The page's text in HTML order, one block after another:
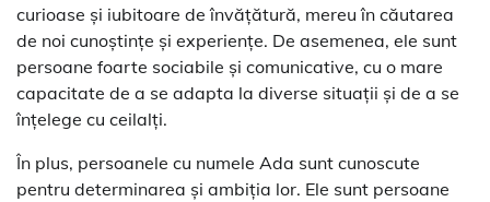
curioase și iubitoare de învățătură, mereu în căutarea
de noi cunoștințe și experiențe. De asemenea, ele sunt
persoane foarte sociabile și comunicative, cu o mare
capacitate de a se adapta la diverse situații și de a se
înțelege cu ceilalți.
În plus, persoanele cu numele Ada sunt cunoscute
pentru determinarea și ambiția lor. Ele sunt persoane